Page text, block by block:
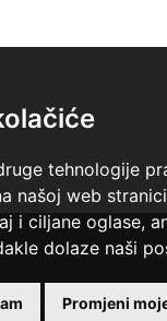
tehnologije
našoj web
i ciljane oglase,
dolaze naši
Promjeni
+18 godina.